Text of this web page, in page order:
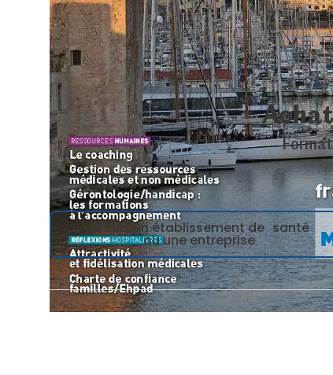
Je suis un établissement de santé
ou une entreprise